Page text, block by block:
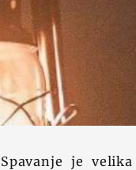
Spavanje je